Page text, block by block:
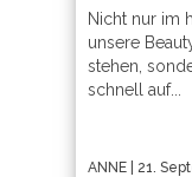
Nicht nur im
unsere
stehen,
schnell auf...
ANNE | 21.